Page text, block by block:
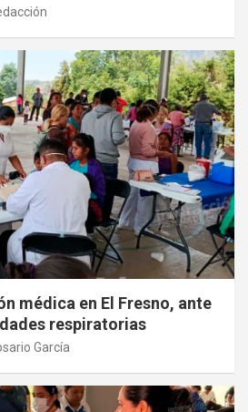
médica en El Fresno, ante
respiratorias
García